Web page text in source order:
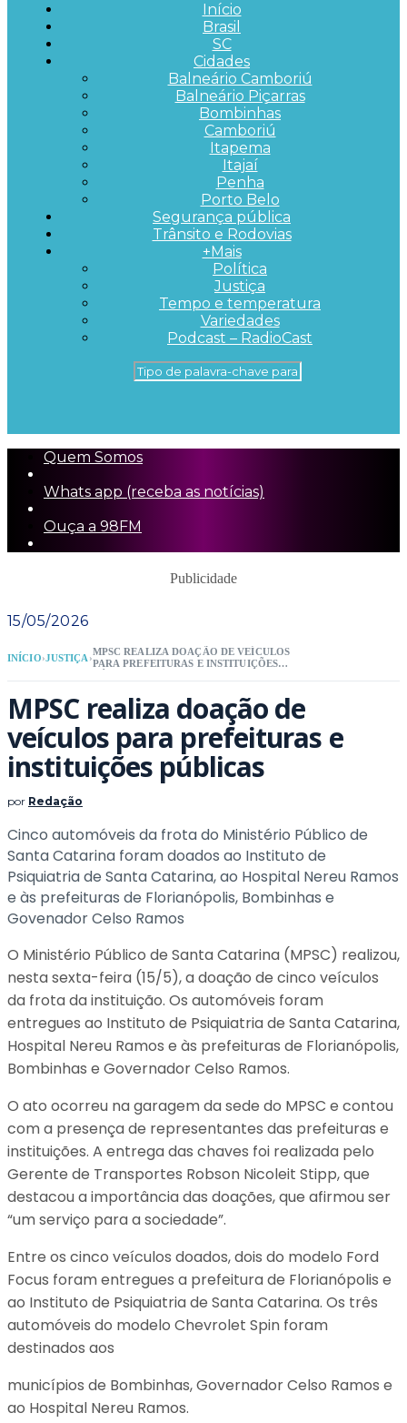
Início
Brasil
SC
Cidades
Balneário Camboriú
Balneário Piçarras
Bombinhas
Camboriú
Itapema
Itajaí
Penha
Porto Belo
Segurança pública
Trânsito e Rodovias
+Mais
Política
Justiça
Tempo e temperatura
Variedades
Podcast – RadioCast
Quem Somos
Whats app (receba as notícias)
Ouça a 98FM
Publicidade
15/05/2026
INÍCIO›JUSTIÇA ›
MPSC REALIZA DOAÇÃO DE VEÍCULOS
PARA PREFEITURAS E INSTITUIÇÕES
MPSC realiza doação de
veículos para prefeituras e
instituições públicas
por Redação
Cinco automóveis da frota do Ministério Público de
Santa Catarina foram doados ao Instituto de
Psiquiatria de Santa Catarina, ao Hospital Nereu Ramos
e às prefeituras de Florianópolis, Bombinhas e
Govenador Celso Ramos
O Ministério Público de Santa Catarina (MPSC) realizou,
nesta sexta-feira (15/5), a doação de cinco veículos
da frota da instituição. Os automóveis foram
entregues ao Instituto de Psiquiatria de Santa Catarina,
Hospital Nereu Ramos e às prefeituras de Florianópolis,
Bombinhas e Governador Celso Ramos.
O ato ocorreu na garagem da sede do MPSC e contou
com a presença de representantes das prefeituras e
instituições. A entrega das chaves foi realizada pelo
Gerente de Transportes Robson Nicoleit Stipp, que
destacou a importância das doações, que afirmou ser
“um serviço para a sociedade”.
Entre os cinco veículos doados, dois do modelo Ford
Focus foram entregues a prefeitura de Florianópolis e
ao Instituto de Psiquiatria de Santa Catarina. Os três
automóveis do modelo Chevrolet Spin foram
destinados aos
municípios de Bombinhas, Governador Celso Ramos e
ao Hospital Nereu Ramos.